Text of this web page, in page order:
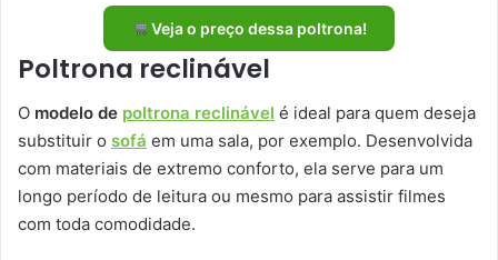
Veja o preço dessa poltrona!
Poltrona reclinável
O modelo de poltrona reclinável é ideal para quem deseja
substituir o sofá em uma sala, por exemplo. Desenvolvida
com materiais de extremo conforto, ela serve para um
longo período de leitura ou mesmo para assistir filmes
com toda comodidade.